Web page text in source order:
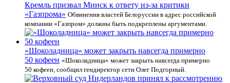
Кремль призвал Минск к ответу из-за критики
«Газпрома» Обвинения властей Белоруссии в адрес российской
компании «Газпром» должны быть подкреплены аргументами.
«Шоколадница» может закрыть навсегда примерно
50 кофеен «Шоколадница» может закрыть навсегда примерно
50 кофеен, сообщил гендиректор сети Олег Подгорный.